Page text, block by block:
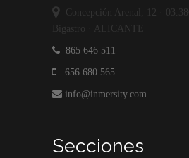
Concepción Arenal, 12 · 03.380
Bigastro · ALICANTE
865 646 511
656 680 565
info@inmersity.com
Secciones